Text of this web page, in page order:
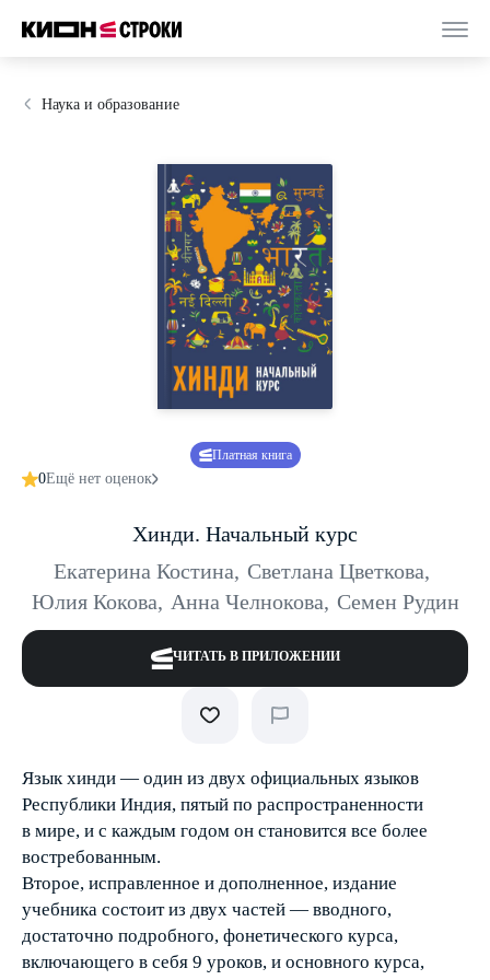
Наука и образование
Платная книга
0Ещё нет оценок
Хинди. Начальный курс
Екатерина Костина, Светлана Цветкова,
Юлия Кокова, Анна Челнокова, Семен Рудин
ЧИТАТЬ В ПРИЛОЖЕНИИ
Язык хинди — один из двух официальных языков
Республики Индия, пятый по распространенности
в мире, и с каждым годом он становится все более
востребованным.
Второе, исправленное и дополненное, издание
учебника состоит из двух частей — вводного,
достаточно подробного, фонетического курса,
включающего в себя 9 уроков, и основного курса,